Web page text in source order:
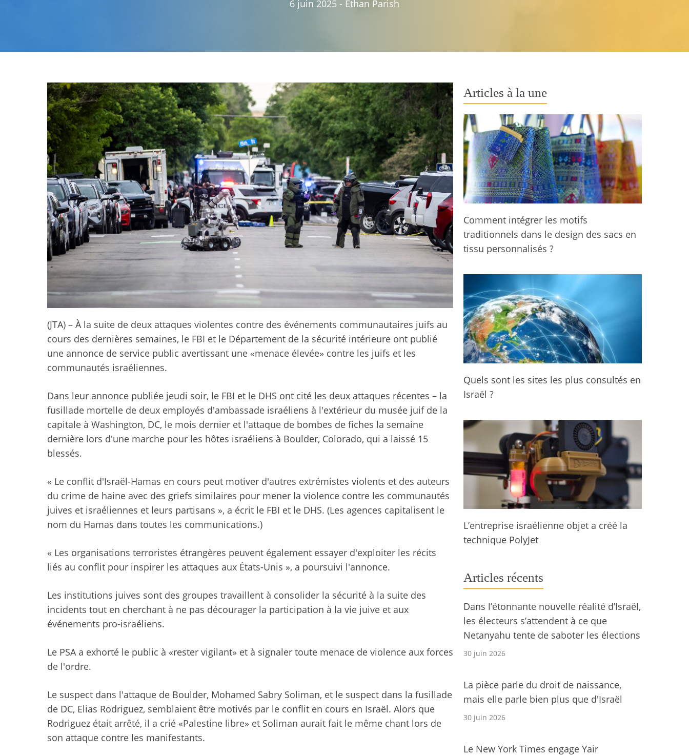
6 juin 2025 - Ethan Parish
(JTA) – À la suite de deux attaques violentes contre des événements communautaires juifs au
cours des dernières semaines, le FBI et le Département de la sécurité intérieure ont publié
une annonce de service public avertissant une «menace élevée» contre les juifs et les
communautés israéliennes.
Dans leur annonce publiée jeudi soir, le FBI et le DHS ont cité les deux attaques récentes – la
fusillade mortelle de deux employés d'ambassade israéliens à l'extérieur du musée juif de la
capitale à Washington, DC, le mois dernier et l'attaque de bombes de fiches la semaine
dernière lors d'une marche pour les hôtes israéliens à Boulder, Colorado, qui a laissé 15
blessés.
« Le conflit d'Israël-Hamas en cours peut motiver d'autres extrémistes violents et des auteurs
du crime de haine avec des griefs similaires pour mener la violence contre les communautés
juives et israéliennes et leurs partisans », a écrit le FBI et le DHS. (Les agences capitalisent le
nom du Hamas dans toutes les communications.)
« Les organisations terroristes étrangères peuvent également essayer d'exploiter les récits
liés au conflit pour inspirer les attaques aux États-Unis », a poursuivi l'annonce.
Les institutions juives sont des groupes travaillent à consolider la sécurité à la suite des
incidents tout en cherchant à ne pas décourager la participation à la vie juive et aux
événements pro-israéliens.
Le PSA a exhorté le public à «rester vigilant» et à signaler toute menace de violence aux forces
de l'ordre.
Le suspect dans l'attaque de Boulder, Mohamed Sabry Soliman, et le suspect dans la fusillade
de DC, Elias Rodriguez, semblaient être motivés par le conflit en cours en Israël. Alors que
Rodriguez était arrêté, il a crié «Palestine libre» et Soliman aurait fait le même chant lors de
son attaque contre les manifestants.
Articles à la une
Comment intégrer les motifs
traditionnels dans le design des sacs en
tissu personnalisés ?
Quels sont les sites les plus consultés en
Israël ?
L’entreprise israélienne objet a créé la
technique PolyJet
Articles récents
Dans l’étonnante nouvelle réalité d’Israël,
les électeurs s’attendent à ce que
Netanyahu tente de saboter les élections
30 juin 2026
La pièce parle du droit de naissance,
mais elle parle bien plus que d'Israël
30 juin 2026
Le New York Times engage Yair